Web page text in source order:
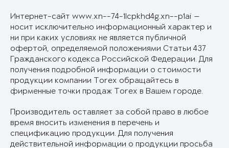
Интернет-сайт www.xn--74-1lcpkhd4g.xn--p1ai —
носит исключительно информационный характер и
ни при каких условиях не является публичной
офертой, определяемой положениями Статьи 437
Гражданского кодекса Российской Федерации. Для
получения подробной информации о стоимости
продукции компании Torex обращайтесь в
фирменные точки продаж Torex в Вашем городе.
Производитель оставляет за собой право в любое
время вносить изменения в перечень и
спецификацию продукции. Для получения
действительной информации о продукции просьба